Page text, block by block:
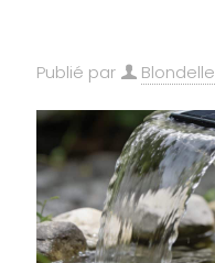
Publié par Blondelle